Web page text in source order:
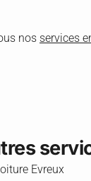
nos services
Evreux